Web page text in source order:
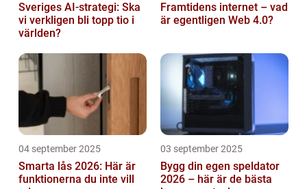
Sveriges AI-strategi: Ska
vi verkligen bli topp tio i
världen?
Framtidens internet – vad
är egentligen Web 4.0?
04 september 2025
Smarta lås 2026: Här är
funktionerna du inte vill
03 september 2025
Bygg din egen speldator
2026 – här är de bästa